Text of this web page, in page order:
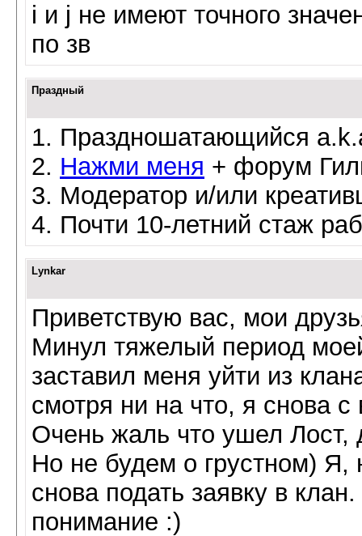
i и j не имеют точного
по зв
Праздный
1. Праздношатающийся
2. Нажми меня + форум
3. Модератор и/или
4. Почти 10-летний стаж
Lynkar
Приветствую вас, мои
Минул тяжелый период
заставил меня уйти из
смотря ни на что, я снова
Очень жаль что ушел Лост,
Но не будем о грустном) Я,
снова подать заявку в
понимание :)